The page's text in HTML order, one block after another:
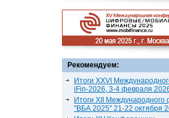
Рекомендуем:
Итоги XXVI
iFin-2026, 3-4 февраля
Итоги XII Международного
"ВБА 2025" 21-22 октября